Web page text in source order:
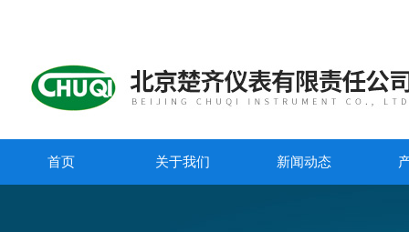
首页 关于我们 新闻动态